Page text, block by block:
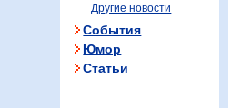
Другие новости
События
Юмор
Статьи